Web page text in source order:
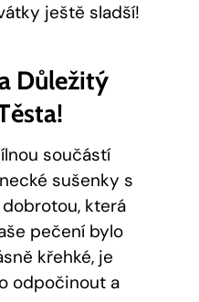
ještě sladší!
Důležitý
⁢součástí
⁣sušenky s
která
pečení bylo⁣
křehké, je⁣
odpočinout a‌